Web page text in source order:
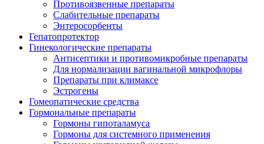
Противоязвенные препараты
Слабительные препараты
Энтеросорбенты
Гепатопротектор
Гинекологические препараты
Антисептики и противомикробные препараты
Для нормализации вагинальной микрофлоры
Препараты при климаксе
Эстрогены
Гомеопатические средства
Гормональные препараты
Гормоны гипоталамуса
Гормоны для системного применения